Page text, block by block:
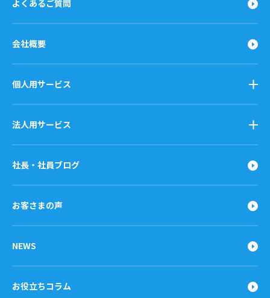
よくあるご質問
会社概要
個人用サービス
法人用サービス
社長・社員ブログ
お客さまの声
NEWS
お役立ちコラム